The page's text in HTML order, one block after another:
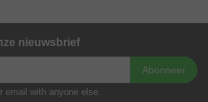
nieuwsbrief
Abonneer
email with anyone else.